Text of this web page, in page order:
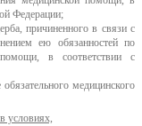
Федерации;
причиненного в связи с
ею обязанностей по
в соответствии с
медицинского
условиях,